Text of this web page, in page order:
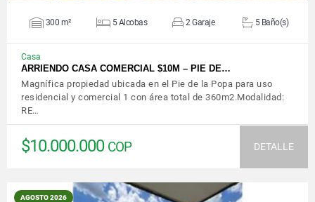
300 m² 5 Alcobas 2 Garaje 5 Baño(s)
Casa
ARRIENDO CASA COMERCIAL $10M – PIE DE…
Magnífica propiedad ubicada en el Pie de la Popa para uso
residencial y comercial 1 con área total de 360m2.Modalidad:
RE…
$10.000.000 COP DETALLE
AGOSTO 2026